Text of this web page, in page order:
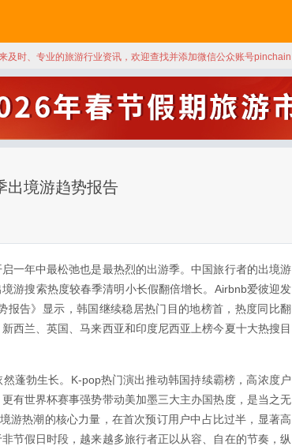
及时、专业的旅游行业资讯，欢迎查找并添加微信公众账号pinchain
出境游趋势报告
一年中最松弛也是最热烈的出游季。中国旅行者的出境游
游搜索热度较春季清明小长假翻倍增长。Airbnb爱彼迎发
报告》显示，韩国继续稳居热门目的地榜首，热度同比翻
西兰、英国、马来西亚和印度尼西亚上榜今夏十大热搜目
蓬勃生长。K-pop热门演出推动韩国持续霸榜，高浓度户
有世界杯赛事强势带动美加墨三大主办国热度，是当之无
游热潮的核心力量，在首次预订用户中占比过半，显著高
节假日时段，越来越多旅行者正以从容、自在的节奏，纵